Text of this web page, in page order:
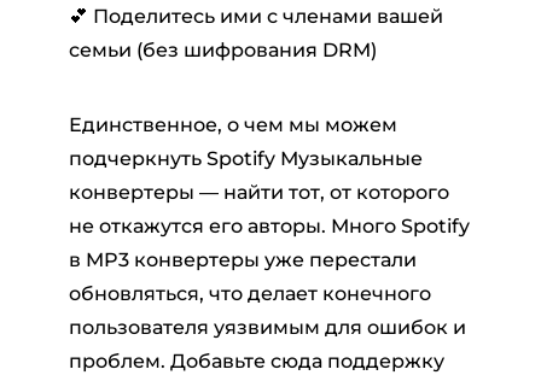
💕 Поделитесь ими с членами вашей
семьи (без шифрования DRM)
Единственное, о чем мы можем
подчеркнуть Spotify Музыкальные
конвертеры — найти тот, от которого
не откажутся его авторы. Много Spotify
в MP3 конвертеры уже перестали
обновляться, что делает конечного
пользователя уязвимым для ошибок и
проблем. Добавьте сюда поддержку